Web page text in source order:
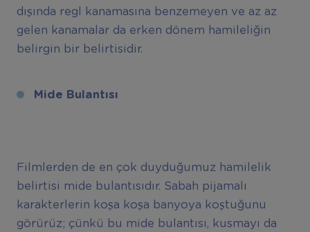
dışında regl kanamasına benzemeyen ve az az
gelen kanamalar da erken dönem hamileliğin
belirgin bir belirtisidir.
Mide Bulantısı
Filmlerden de en çok duyduğumuz hamilelik
belirtisi mide bulantısıdır. Sabah pijamalı
karakterlerin koşa koşa banyoya koştuğunu
görürüz; çünkü bu mide bulantısı, kusmayı da